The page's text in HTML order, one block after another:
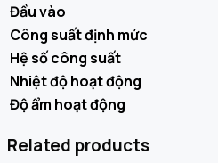
Đầu vào
Công suất định mức
Hệ số công suất
Nhiệt độ hoạt động
Độ ẩm hoạt động
Related products